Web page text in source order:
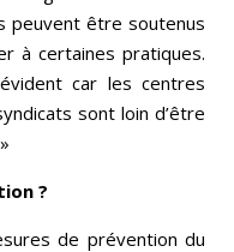
peuvent être soutenus
à certaines pratiques.
car les centres
sont loin d’être
?
de prévention du